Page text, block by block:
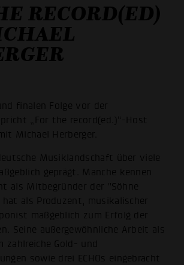
RECORD(ED)
finalen Folge vor der
„For the record(ed.)“-Host
Michael Herberger.
Musiklandschaft über viele
geprägt. Manche kennen
als Mitbegründer der "Söhne
hat als Produzent, musikalischer
maßgeblich zum Erfolg der
Seine außergewöhnliche Arbeit als
zahlreiche Gold- und
sowie drei ECHOs eingebracht